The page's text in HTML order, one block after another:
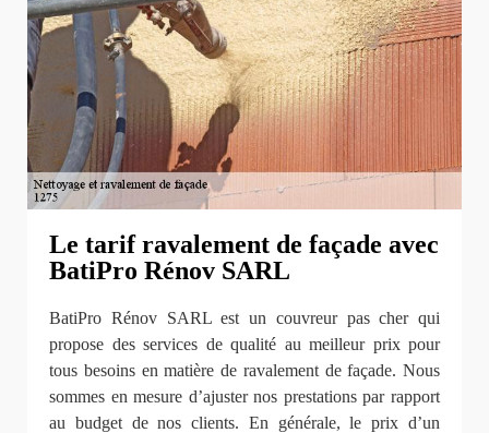
Le tarif ravalement de façade avec
BatiPro Rénov SARL
BatiPro Rénov SARL est un couvreur pas cher qui
propose des services de qualité au meilleur prix pour
tous besoins en matière de ravalement de façade. Nous
sommes en mesure d’ajuster nos prestations par rapport
au budget de nos clients. En générale, le prix d’un